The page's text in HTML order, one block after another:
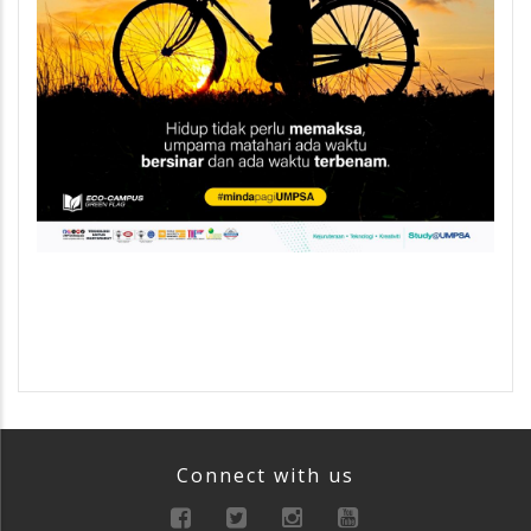
Connect with us